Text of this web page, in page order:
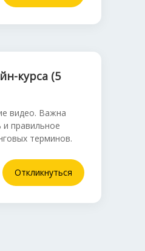
курса (5
видео. Важна
правильное
терминов.
Откликнуться